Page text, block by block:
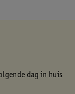
dag in huis